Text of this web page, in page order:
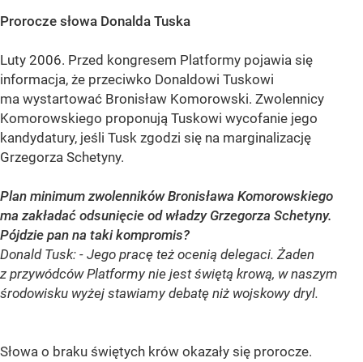
Prorocze słowa Donalda Tuska
Luty 2006. Przed kongresem Platformy pojawia się
informacja, że przeciwko Donaldowi Tuskowi
ma wystartować Bronisław Komorowski. Zwolennicy
Komorowskiego proponują Tuskowi wycofanie jego
kandydatury, jeśli Tusk zgodzi się na marginalizację
Grzegorza Schetyny.
Plan minimum zwolenników Bronisława Komorowskiego
ma zakładać odsunięcie od władzy Grzegorza Schetyny.
Pójdzie pan na taki kompromis?
Donald Tusk: - Jego pracę też ocenią delegaci. Żaden
z przywódców Platformy nie jest świętą krową, w naszym
środowisku wyżej stawiamy debatę niż wojskowy dryl.
Słowa o braku świętych krów okazały się prorocze.